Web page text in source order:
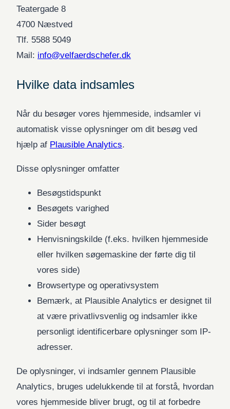
Teatergade 8
4700 Næstved
Tlf. 5588 5049
Mail: info@velfaerdschefer.dk
Hvilke data indsamles
Når du besøger vores hjemmeside, indsamler vi
automatisk visse oplysninger om dit besøg ved
hjælp af Plausible Analytics.
Disse oplysninger omfatter
Besøgstidspunkt
Besøgets varighed
Sider besøgt
Henvisningskilde (f.eks. hvilken hjemmeside
eller hvilken søgemaskine der førte dig til
vores side)
Browsertype og operativsystem
Bemærk, at Plausible Analytics er designet til
at være privatlivsvenlig og indsamler ikke
personligt identificerbare oplysninger som IP-
adresser.
De oplysninger, vi indsamler gennem Plausible
Analytics, bruges udelukkende til at forstå, hvordan
vores hjemmeside bliver brugt, og til at forbedre